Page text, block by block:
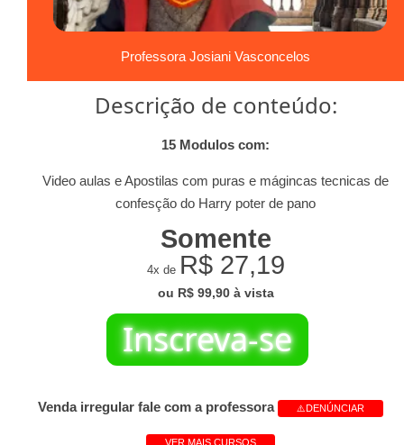
Professora Josiani Vasconcelos
Descrição de conteúdo:
15 Modulos com:
Video aulas e Apostilas com puras e mágincas tecnicas de
confesção do Harry poter de pano
Somente
4x de R$ 27,19
ou R$ 99,90 à vista
Inscreva-se
Venda irregular fale com a professora ⚠️DENÚNCIAR
VER MAIS CURSOS